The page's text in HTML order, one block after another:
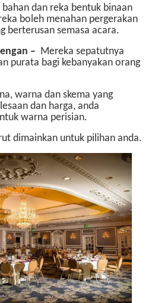
bahan dan reka bentuk binaan
boleh menahan pergerakan
berterusan semasa acara.
– Mereka sepatutnya
purata bagi kebanyakan orang
warna dan skema yang
dan harga, anda
warna perisian.
dimainkan untuk pilihan anda.